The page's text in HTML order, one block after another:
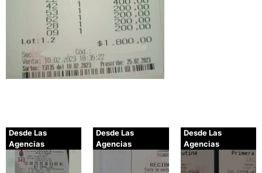
Desde Las
Agencias
Desde Las
Agencias
Desde Las
Agencias